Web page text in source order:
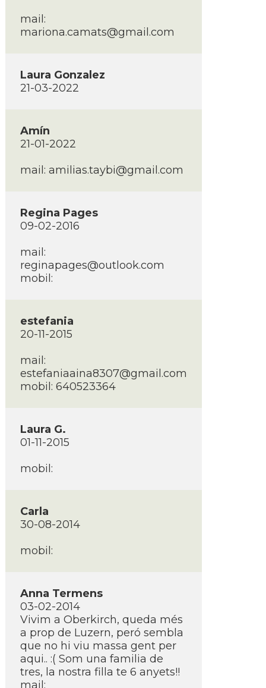
mail:
mariona.camats@gmail.com
Laura Gonzalez
21-03-2022
Amí­n
21-01-2022
mail: amilias.taybi@gmail.com
Regina Pages
09-02-2016
mail:
reginapages@outlook.com
mobil:
estefania
20-11-2015
mail:
estefaniaaina8307@gmail.com
mobil: 640523364
Laura G.
01-11-2015
mobil:
Carla
30-08-2014
mobil:
Anna Termens
03-02-2014
Vivim a Oberkirch, queda més
a prop de Luzern, peró sembla
que no hi viu massa gent per
aqui.. :( Som una familia de
tres, la nostra filla te 6 anyets!!
mail: